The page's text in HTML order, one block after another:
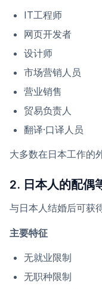
IT工程师
网页开发者
设计师
市场营销人员
营业销售
贸易负责人
翻译·口译人员
大多数在日本工作的
2. 日本人的配偶
与日本人结婚后可获
主要特征
无就业限制
无职种限制